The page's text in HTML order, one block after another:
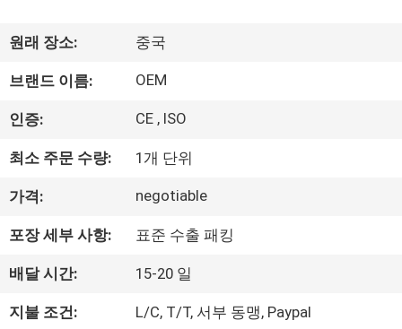
품
저
희
여
원래 장소: 중국
브랜드 이름: OEM
인증: CE , ISO
최소 주문 수량: 1개 단위
가격: negotiable
포장 세부 사항: 표준 수출 패킹
배달 시간: 15-20 일
지불 조건: L/C, T/T, 서부 동맹, Paypal